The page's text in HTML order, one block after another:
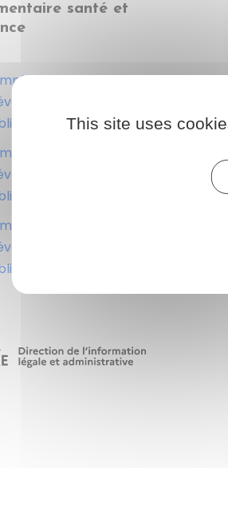
santé et
santé et
dans la fonction
d'État
santé et
dans la fonction
territoriale
santé et
dans la fonction
hospitalière
This site uses